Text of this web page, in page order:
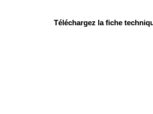
Téléchargez la fiche